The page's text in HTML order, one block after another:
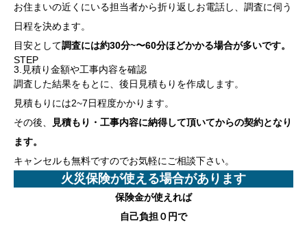
お住まいの近くにいる担当者から折り返しお電話し、調査に伺う
日程を決めます。
目安として調査には約30分~〜60分ほどかかる場合が多いです。
STEP
3.見積り金額や工事内容を確認
調査した結果をもとに、後日見積もりを作成します。
見積もりには2~7日程度かかります。
その後、
見積もり・工事内容に納得して頂いてからの契約となり
ます。
キャンセルも無料ですのでお気軽にご相談下さい。
火災保険が使える場合があります
保険金が使えれば
自己負担０円で